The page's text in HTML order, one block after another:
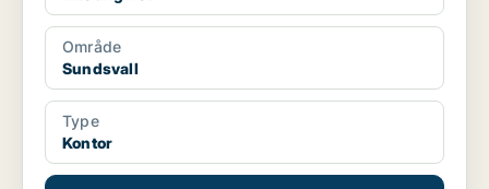
Område
Sundsvall
Type
Kontor